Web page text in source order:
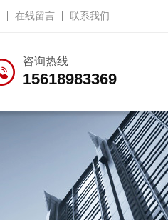
在线留言 联系我们
咨询热线
15618983369